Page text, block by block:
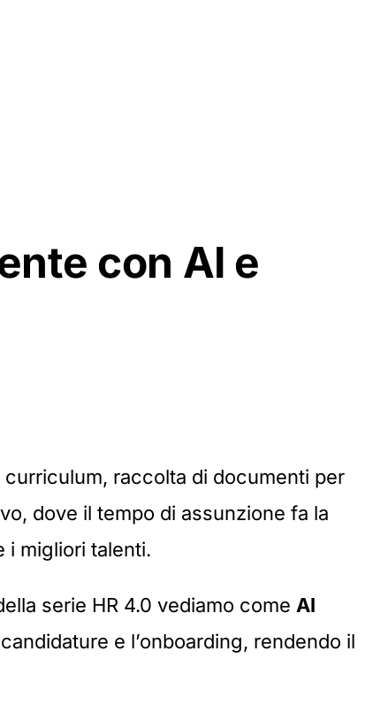
con AI e
raccolta di documenti per
dove il tempo di assunzione fa la
i migliori talenti.
serie HR 4.0 vediamo come AI
e l’onboarding, rendendo il